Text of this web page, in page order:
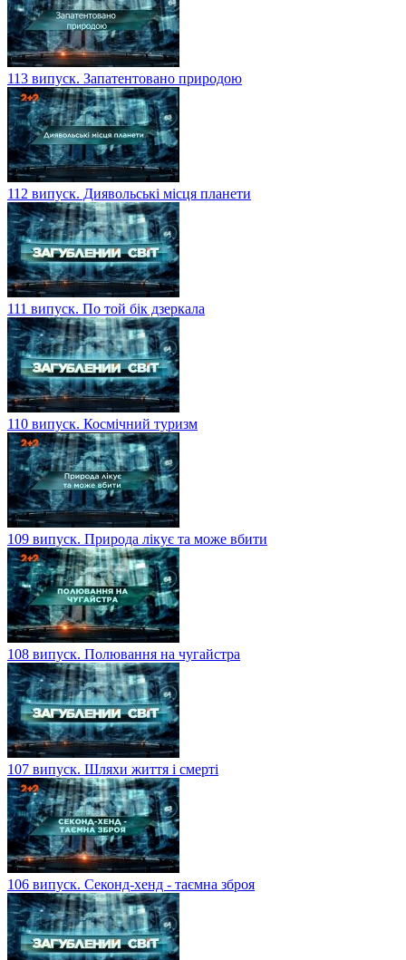
113 випуск. Запатентовано природою
112 випуск. Диявольські місця планети
111 випуск. По той бік дзеркала
110 випуск. Космічний туризм
109 випуск. Природа лікує та може вбити
108 випуск. Полювання на чугайстра
107 випуск. Шляхи життя і смерті
106 випуск. Секонд-хенд - таємна зброя